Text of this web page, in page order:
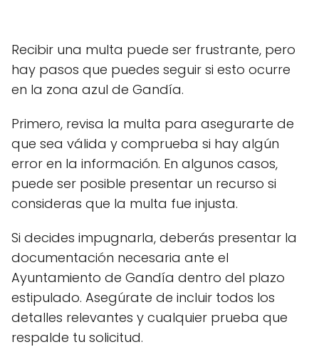
Recibir una multa puede ser frustrante, pero
hay pasos que puedes seguir si esto ocurre
en la zona azul de Gandía.
Primero, revisa la multa para asegurarte de
que sea válida y comprueba si hay algún
error en la información. En algunos casos,
puede ser posible presentar un recurso si
consideras que la multa fue injusta.
Si decides impugnarla, deberás presentar la
documentación necesaria ante el
Ayuntamiento de Gandía dentro del plazo
estipulado. Asegúrate de incluir todos los
detalles relevantes y cualquier prueba que
respalde tu solicitud.